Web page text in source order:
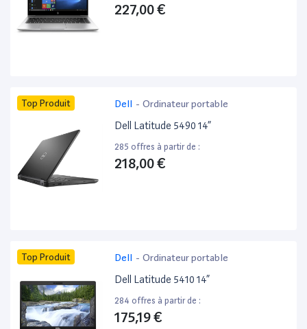
227,00 €
Top Produit Dell - Ordinateur portable
Dell Latitude 5490 14”
285 offres à partir de :
218,00 €
Top Produit Dell - Ordinateur portable
Dell Latitude 5410 14”
284 offres à partir de :
175,19 €